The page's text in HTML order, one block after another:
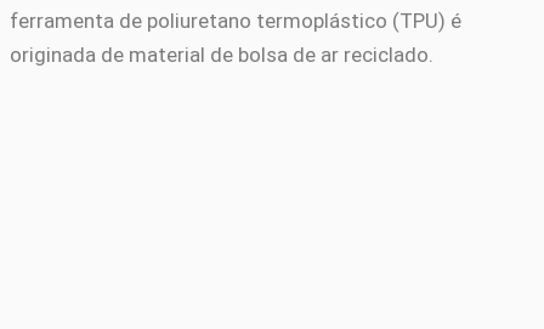
ferramenta de poliuretano termoplástico (TPU) é
originada de material de bolsa de ar reciclado.